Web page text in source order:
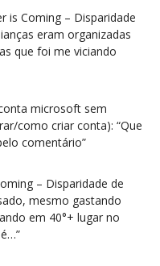
is Coming – Disparidade
eram organizadas
que foi me viciando
microsoft sem
como criar conta): “Que
comentário”
– Disparidade de
mesmo gastando
em 40°+ lugar no
”